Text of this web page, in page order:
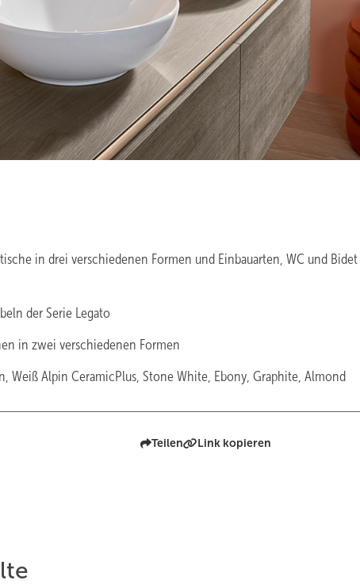
in drei verschiedenen Formen und Einbauarten, WC und
der Serie Legato
in zwei verschiedenen Formen
Weiß Alpin CeramicPlus, Stone White, Ebony, Graphite, Almond
Teilen Link kopieren